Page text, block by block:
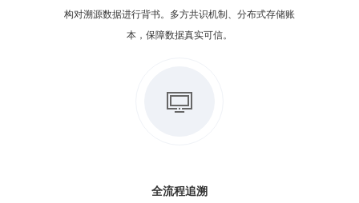
构对溯源数据进行背书。多方共识机制、分布式存储账
本，保障数据真实可信。
全流程追溯